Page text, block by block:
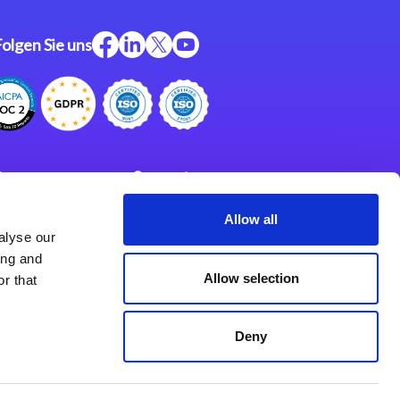
our
and
that
Allow all
Allow selection
Deny
Sie uns
Support
Impressum